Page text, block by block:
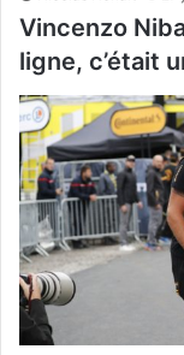
Vincenzo
ligne, c’était